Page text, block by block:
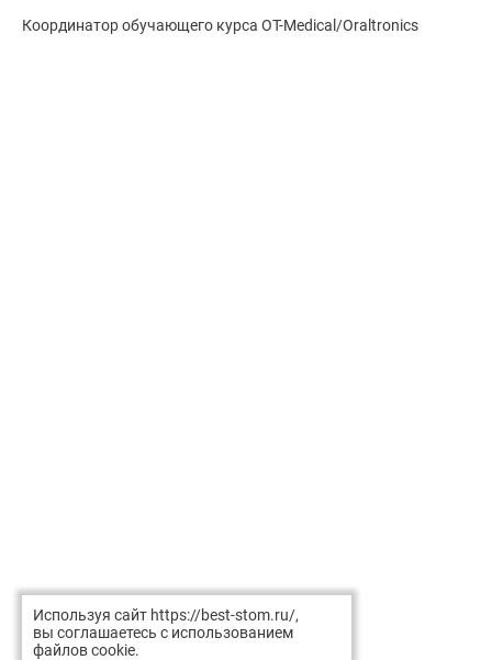
Координатор обучающего курса OT-Мedical/Oraltronics
Используя сайт https://best-stom.ru/,
вы соглашаетесь с использованием
файлов cookie.